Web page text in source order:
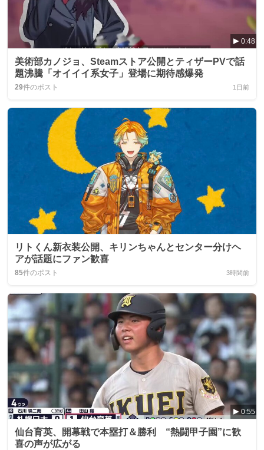
0:48
美術部カノジョ、Steamストア公開とティザーPVで話
題沸騰「オイイイ系女子」登場に期待感爆発
29件のポスト 1日前
リトくん新衣装公開、キリンちゃんとセンター分けヘ
アが話題にファン歓喜
85件のポスト 3時間前
0:55
仙台育英、開幕戦で本塁打＆勝利 “熱闘甲子園”に歓
喜の声が広がる